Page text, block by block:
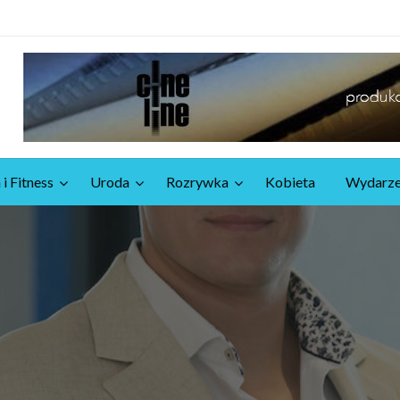
Fitness Uroda Rozrywka Kobieta